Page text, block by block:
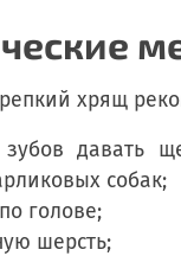
хрящ
давать
собак;
голове;
шерсть;